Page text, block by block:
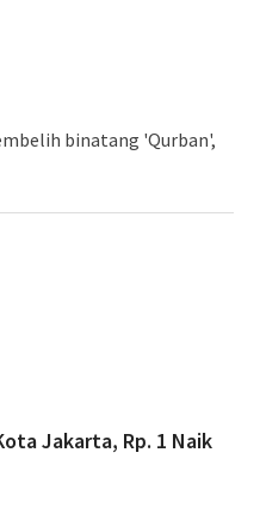
binatang 'Qurban',
Jakarta, Rp. 1 Naik